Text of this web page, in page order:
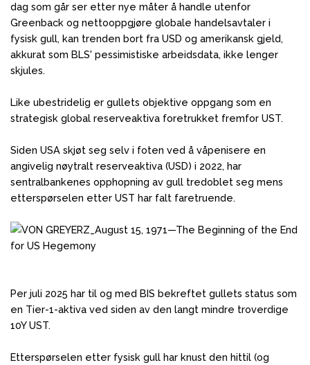
dag som går ser etter nye måter å handle utenfor
Greenback og nettooppgjøre globale handelsavtaler i
fysisk gull, kan trenden bort fra USD og amerikansk gjeld,
akkurat som BLS' pessimistiske arbeidsdata, ikke lenger
skjules.
Like ubestridelig er gullets objektive oppgang som en
strategisk global reserveaktiva foretrukket fremfor UST.
Siden USA skjøt seg selv i foten ved å våpenisere en
angivelig nøytralt reserveaktiva (USD) i 2022, har
sentralbankenes opphopning av gull tredoblet seg mens
etterspørselen etter UST har falt faretruende.
Per juli 2025 har til og med BIS bekreftet gullets status som
en Tier-1-aktiva ved siden av den langt mindre troverdige
10Y UST.
Etterspørselen etter fysisk gull har knust den hittil (og